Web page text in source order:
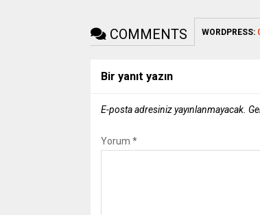
COMMENTS WORDPRESS:
Bir yanıt yazın
E-posta adresiniz yayınlanmayacak.
Yorum *